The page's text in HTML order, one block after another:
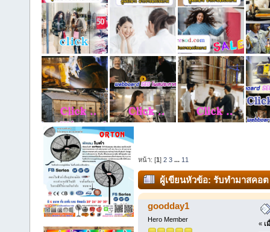
หน้า: [1 ] 2 3 ... 11
ผู้เขียนหัวข้อ: รับทำมาสคอต
goodday1
Hero Member
« เ